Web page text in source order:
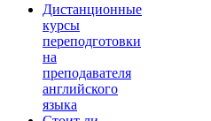
Дистанционные
курсы
переподготовки
на
преподавателя
английского
языка